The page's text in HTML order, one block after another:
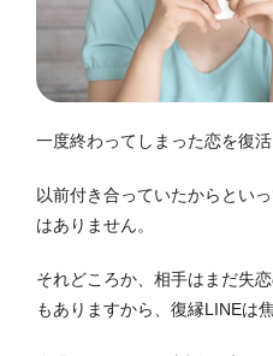
一度終わってしまった恋を復活
以前付き合っていたからとい
はありません。
それどころか、相手はまだ失
もありますから、復縁LINEは